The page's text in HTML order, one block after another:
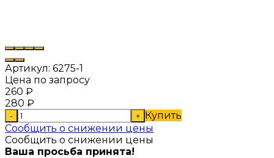
Артикул: 6275-1
Цена по запросу
260 ₽
280 ₽
- + Купить
Сообщить о снижении цены
Сообщить о снижении цены
Ваша просьба принята!